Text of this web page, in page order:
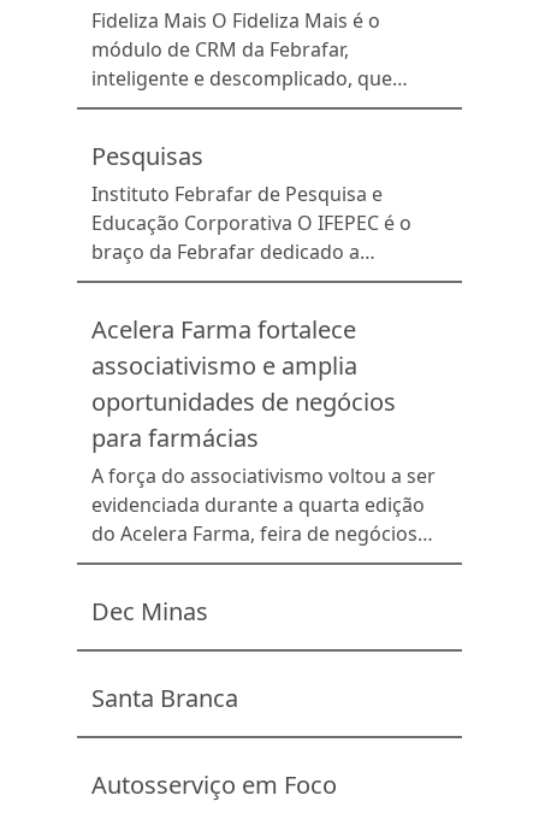
Fideliza Mais O Fideliza Mais é o
módulo de CRM da Febrafar,
inteligente e descomplicado, que
auxilia redes e farmácias a terem um
clientes. Com ele, você pode
impulsionar campanhas
comprovadamente eficazes,
conquistar e fidelizar os seus clientes
com apenas 5 passos, sem entender
Pesquisas
Instituto Febrafar de Pesquisa e
Educação Corporativa O IFEPEC é o
braço da Febrafar dedicado a
promover o conhecimento e a
associadas por meio de pesquisas de
mercado relevantes para todos os elos
da cadeia farmacêutica. O Instituto
Febrafar de Pesquisa e Educação
Corporativa foi fundado em 2016 para
suprir […]
Acelera Farma fortalece
associativismo e amplia
oportunidades de negócios
para farmácias
A força do associativismo voltou a ser
evidenciada durante a quarta edição
do Acelera Farma, feira de negócios
promovida pelas redes Assifar e
junho, o encontro reuniu
aproximadamente 220 participantes
indústria, distribuidores, empresas de
serviços e equipes das redes,
ambiente para geração […]
Dec Minas
Santa Branca
Autosserviço em Foco